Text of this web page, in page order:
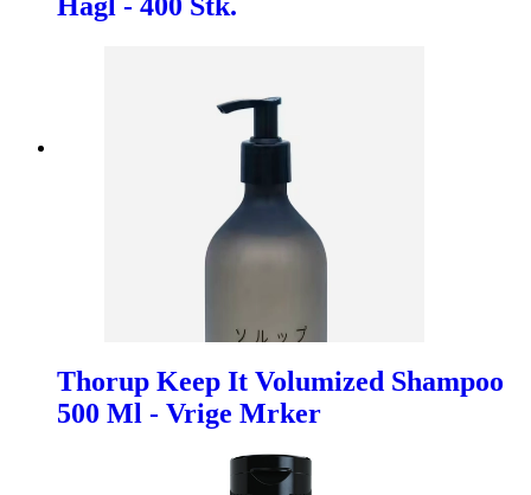
Thorup Keep It Volumized Shampoo
500 Ml - Vrige Mrker